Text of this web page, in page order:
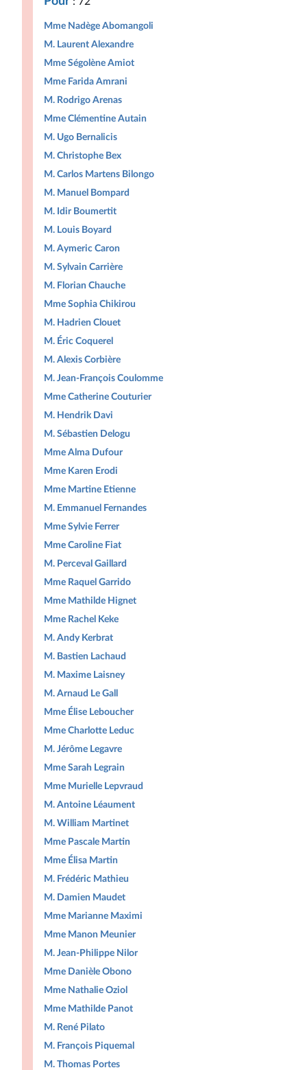
Mme Nadège Abomangoli
M. Laurent Alexandre
Mme Ségolène Amiot
Mme Farida Amrani
M. Rodrigo Arenas
Mme Clémentine Autain
M. Ugo Bernalicis
M. Christophe Bex
M. Carlos Martens Bilongo
M. Manuel Bompard
M. Idir Boumertit
M. Louis Boyard
M. Aymeric Caron
M. Sylvain Carrière
M. Florian Chauche
Mme Sophia Chikirou
M. Hadrien Clouet
M. Éric Coquerel
M. Alexis Corbière
M. Jean-François Coulomme
Mme Catherine Couturier
M. Hendrik Davi
M. Sébastien Delogu
Mme Alma Dufour
Mme Karen Erodi
Mme Martine Etienne
M. Emmanuel Fernandes
Mme Sylvie Ferrer
Mme Caroline Fiat
M. Perceval Gaillard
Mme Raquel Garrido
Mme Mathilde Hignet
Mme Rachel Keke
M. Andy Kerbrat
M. Bastien Lachaud
M. Maxime Laisney
M. Arnaud Le Gall
Mme Élise Leboucher
Mme Charlotte Leduc
M. Jérôme Legavre
Mme Sarah Legrain
Mme Murielle Lepvraud
M. Antoine Léaument
M. William Martinet
Mme Pascale Martin
Mme Élisa Martin
M. Frédéric Mathieu
M. Damien Maudet
Mme Marianne Maximi
Mme Manon Meunier
M. Jean-Philippe Nilor
Mme Danièle Obono
Mme Nathalie Oziol
Mme Mathilde Panot
M. René Pilato
M. François Piquemal
M. Thomas Portes